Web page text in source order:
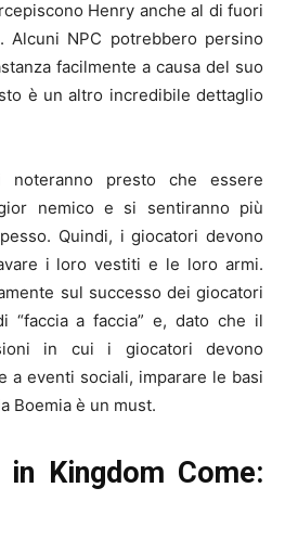
Henry anche al di fuori
Alcuni NPC potrebbero persino
facilmente a causa del suo
è un altro incredibile dettaglio
presto che essere
nemico e si sentiranno più
Quindi, i giocatori devono
i loro vestiti e le loro armi.
sul successo dei giocatori
“faccia a faccia” e, dato che il
in cui i giocatori devono
a eventi sociali, imparare le basi
Boemia è un must.
Kingdom Come: